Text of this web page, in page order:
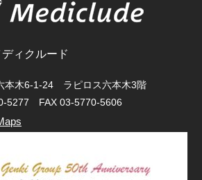
クリニック
ック
ィクルード
本木6-1-24 ラピロス六本木3階
5277 FAX 03-5770-5606